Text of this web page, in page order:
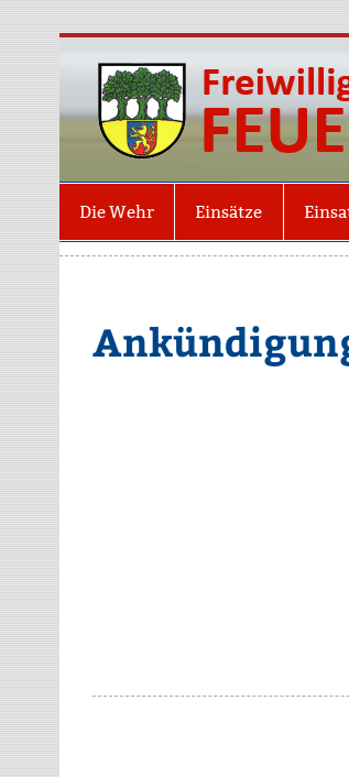
Die Wehr Einsätze